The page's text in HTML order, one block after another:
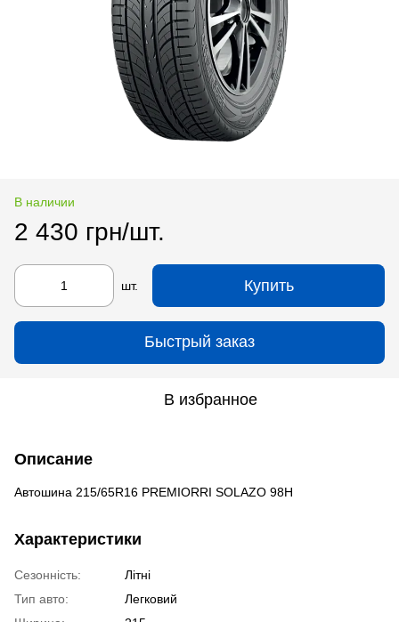
В наличии
2 430 грн/шт.
шт. Купить
Быстрый заказ
В избранное
Описание
Автошина 215/65R16 PREMIORRI SOLAZO 98H
Характеристики
Сезонність:
Літні
Тип авто:
Легковий